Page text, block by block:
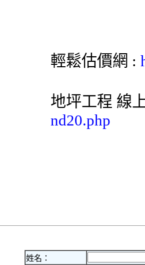
輕鬆估價網 :
地坪工程 線
nd20.php
姓名：